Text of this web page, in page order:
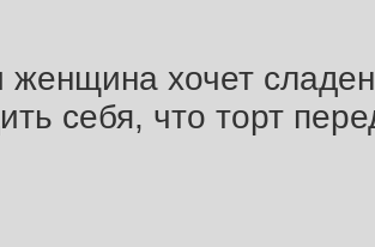
женщина хочет
себя, что торт